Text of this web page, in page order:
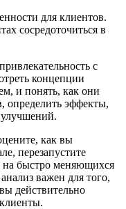
для клиентов.
сосредоточиться в
с
концепции
и понять, как они
определить эффекты,
как вы
перезапустите
на быстро меняющихся
важен для того,
действительно